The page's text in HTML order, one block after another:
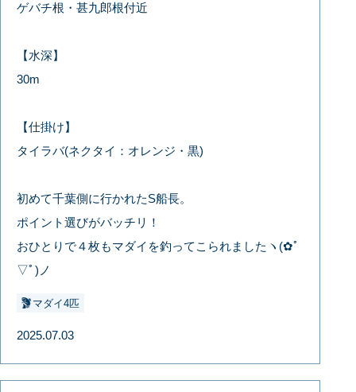
ゲバチ根・甚九郎根付近
【水深】
30m
【仕掛け】
タイラバ(ネクタイ：オレンジ・黒)
初めて千葉側に行かれたS船長。
ポイント選びがバッチリ！
おひとりで４枚もマダイを釣ってこられましたヽ(✿ﾟ
▽ﾟ)ノ
マダイ4匹
2025.07.03